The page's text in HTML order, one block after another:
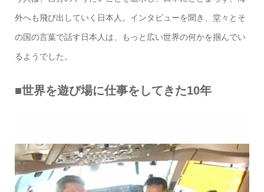
外へも飛び出していく日本人。インタビューを聞き、堂々とそ
の国の言葉で話す日本人は、もっと広い世界の何かを掴んでい
るようでした。
■世界を遊び場に仕事をしてきた10年